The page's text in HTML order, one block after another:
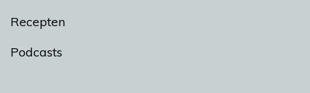
Recepten
Podcasts